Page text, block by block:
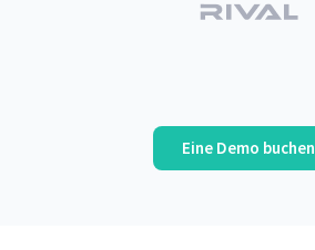
Eine Demo buchen